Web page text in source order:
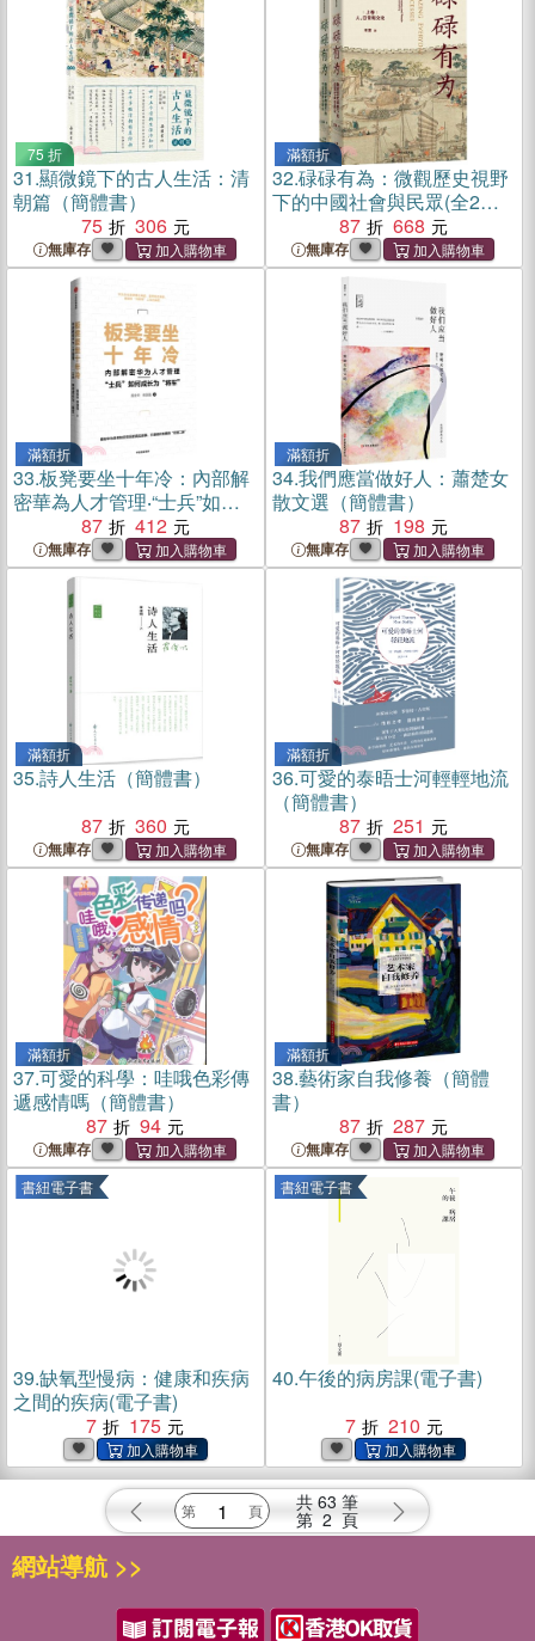
75 折
31.顯微鏡下的古人生活：清
朝篇（簡體書）
75
306
無庫存
滿額折
32.碌碌有為：微觀歷史視野
下的中國社會與民眾(全2冊)
（簡體書）
87 668
無庫存
滿額折
33.板凳要坐十年冷：內部解
密華為人才管理‧“士兵”如何
成長為“將軍”（簡體書）
87 412
無庫存
滿額折
34.我們應當做好人：蕭楚女
散文選（簡體書）
87
198
無庫存
滿額折
35.詩人生活（簡體書）
87
360
無庫存
滿額折
36.可愛的泰晤士河輕輕地流
（簡體書）
87
251
無庫存
滿額折
37.可愛的科學：哇哦色彩傳
遞感情嗎（簡體書）
87
94
無庫存
滿額折
38.藝術家自我修養（簡體
書）
87
287
無庫存
書紐電子書
39.缺氧型慢病：健康和疾病
之間的疾病(電子書)
7
175
書紐電子書
40.午後的病房課(電子書)
7
210
共 63 筆
第 2 頁
網站導航 >>